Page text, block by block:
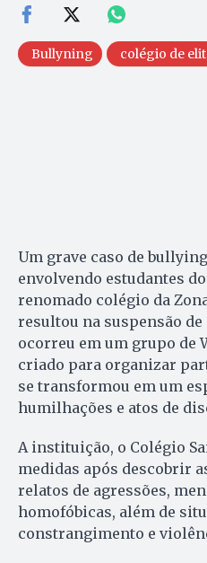
Bullyning colégio de
Um grave caso de
envolvendo estudantes
renomado colégio da
resultou na suspensão
ocorreu em um grupo de
criado para organizar
se transformou em um
humilhações e atos de
A instituição, o Colégio
medidas após descobrir
relatos de agressões,
homofóbicas, além de
constrangimento e